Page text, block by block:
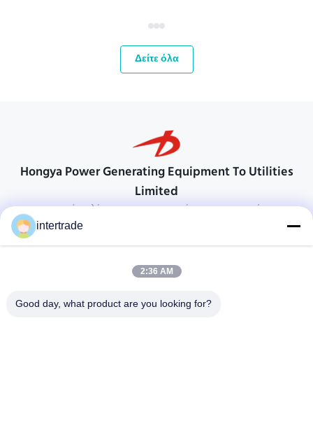
Δείτε όλα
Hongya Power Generating Equipment To Utilities
Limited
προσαρμοσμένες λύσεις για να ανταποκρίνονται στις απαιτήσεις των
Χωριό Anxi, πόλη Yuping, νομός Hongya, Κίνα
86-28-37561966-8:00
intertrade
2:36 AM
Good day, what product are you looking for?